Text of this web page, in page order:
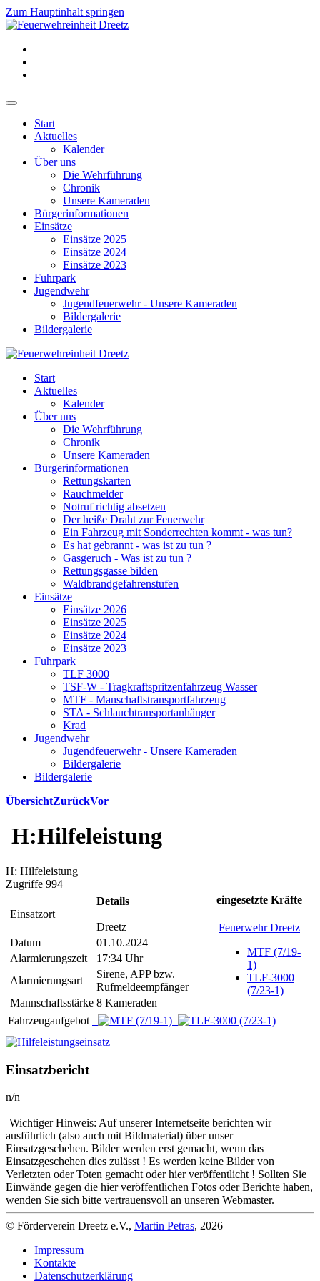
Zum Hauptinhalt springen
Start
Aktuelles
Kalender
Über uns
Die Wehrführung
Chronik
Unsere Kameraden
Bürgerinformationen
Einsätze
Einsätze 2025
Einsätze 2024
Einsätze 2023
Fuhrpark
Jugendwehr
Jugendfeuerwehr - Unsere Kameraden
Bildergalerie
Bildergalerie
Start
Aktuelles
Kalender
Über uns
Die Wehrführung
Chronik
Unsere Kameraden
Bürgerinformationen
Rettungskarten
Rauchmelder
Notruf richtig absetzen
Der heiße Draht zur Feuerwehr
Ein Fahrzeug mit Sonderrechten kommt - was tun?
Es hat gebrannt - was ist zu tun ?
Gasgeruch - Was ist zu tun ?
Rettungsgasse bilden
Waldbrandgefahrenstufen
Einsätze
Einsätze 2026
Einsätze 2025
Einsätze 2024
Einsätze 2023
Fuhrpark
TLF 3000
TSF-W - Tragkraftspritzenfahrzeug Wasser
MTF - Manschaftstransportfahrzeug
STA - Schlauchtransportanhänger
Krad
Jugendwehr
Jugendfeuerwehr - Unsere Kameraden
Bildergalerie
Bildergalerie
ÜbersichtZurückVor
H:Hilfeleistung
H: Hilfeleistung
Zugriffe 994
Einsatzort
Details
Dreetz
Datum
01.10.2024
Alarmierungszeit
17:34 Uhr
Alarmierungsart
Sirene, APP bzw.
Rufmeldeempfänger
Mannschaftsstärke 8 Kameraden
eingesetzte Kräfte
Feuerwehr Dreetz
MTF (7/19-
1)
TLF-3000
(7/23-1)
Fahrzeugaufgebot
Einsatzbericht
n/n
Wichtiger Hinweis: Auf unserer Internetseite berichten wir
ausführlich (also auch mit Bildmaterial) über unser
Einsatzgeschehen. Bilder werden erst gemacht, wenn das
Einsatzgeschehen dies zulässt ! Es werden keine Bilder von
Verletzten oder Toten gemacht oder hier veröffentlicht ! Sollten Sie
Einwände gegen die hier veröffentlichen Fotos oder Berichte haben,
wenden Sie sich bitte vertrauensvoll an unseren Webmaster.
© Förderverein Dreetz e.V., Martin Petras, 2026
Impressum
Kontakte
Datenschutzerklärung